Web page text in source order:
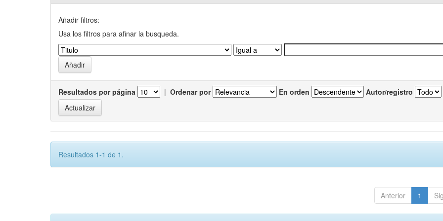
Añadir filtros:
Usa los filtros para afinar la busqueda.
Resultados por página | Ordenar por En orden Autor/registro
Resultados 1-1 de 1.
Anterior 1